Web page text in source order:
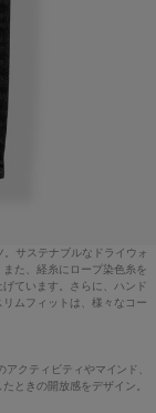
サステナブルなドライウォ
た、経糸にロープ染色糸を
ています。さらに、ハンド
ムフィットは、様々なコー
クティビティやマインド、
ときの開放感をデザイン。